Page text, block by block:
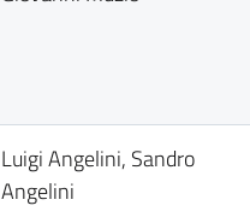
Luigi Angelini, Sandro
Angelini